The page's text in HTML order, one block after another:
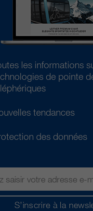
S’inscrire à la
les informations
de pointe
tendances
des données